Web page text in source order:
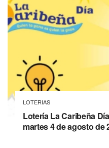
LOTERIAS
Lotería La Caribeña
martes 4 de agosto de